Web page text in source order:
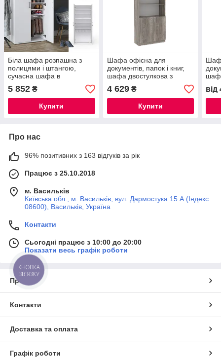
Біла шафа розпашна з
полицями і штангою,
сучасна шафа в
передпокій, спальню,
вітальню Opendoors
5 852 ₴
Купити
Шафа офісна для
документів, папок і книг,
шафа двостулкова з
відкритими полицями та
дверцятами ОС-2
Континент
4 629₴
Купити
від
Про нас
96% позитивних з 163 відгуків за рік
Працює з 25.10.2018
м. Васильків
Київська обл., м. Васильків, вул. Дармостука 15 А (Індекс
08600), Васильків, Україна
Контакти
Сьогодні працює з 10:00 до 20:00
Показати весь графік роботи
Про нас
Контакти
Доставка та оплата
Графік роботи
КНОПКА
ЗВ'ЯЗКУ